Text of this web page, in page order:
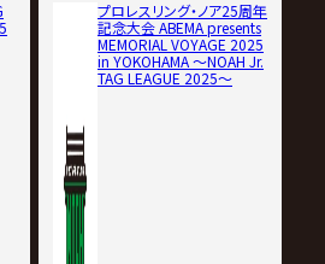
プロレスリング・ノア25周年
記念大会 ABEMA presents
MEMORIAL VOYAGE 2025
in YOKOHAMA ～NOAH Jr.
TAG LEAGUE 2025～